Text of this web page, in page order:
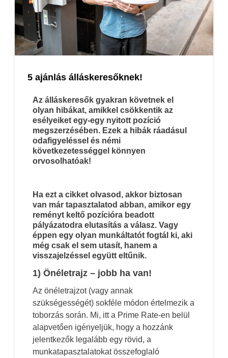
5 ajánlás álláskeresőknek!
Az álláskeresők gyakran követnek el
olyan hibákat, amikkel csökkentik az
esélyeiket egy-egy nyitott pozíció
megszerzésében. Ezek a hibák ráadásul
odafigyeléssel és némi
következetességgel könnyen
orvosolhatóak!
Ha ezt a cikket olvasod, akkor biztosan
van már tapasztalatod abban, amikor egy
reményt keltő pozícióra beadott
pályázatodra elutasítás a válasz. Vagy
éppen egy olyan munkáltatót fogtál ki, aki
még csak el sem utasít, hanem a
visszajelzéssel együtt eltűnik.
1) Önéletrajz – jobb ha van!
Az önéletrajzot (vagy annak
szükségességét) sokféle módon értelmezik a
toborzás során. Mi, itt a Prime Rate-en belül
alapvetően igényeljük, hogy a hozzánk
jelentkezők legalább egy rövid, a
munkatapasztalatokat összefoglaló